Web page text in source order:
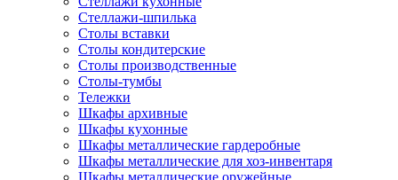
Стеллажи-шпилька
Столы вставки
Столы кондитерские
Столы производственные
Столы-тумбы
Тележки
Шкафы архивные
Шкафы кухонные
Шкафы металлические гардеробные
Шкафы металлические для хоз-инвентаря
Шкафы металлические оружейные